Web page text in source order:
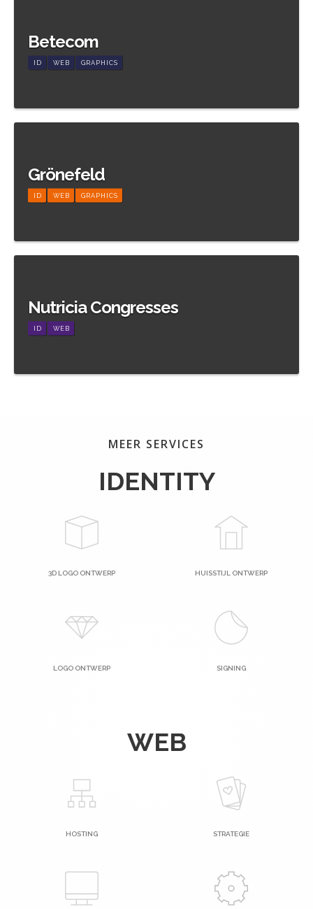
Betecom
ID WEB GRAPHICS
Meer informatie
Grönefeld
ID WEB GRAPHICS
Meer informatie
Nutricia Congresses
ID WEB
MEER SERVICES
IDENTITY
3D LOGO ONTWERP HUISSTIJL ONTWERP
LOGO ONTWERP SIGNING
WEB
HOSTING STRATEGIE